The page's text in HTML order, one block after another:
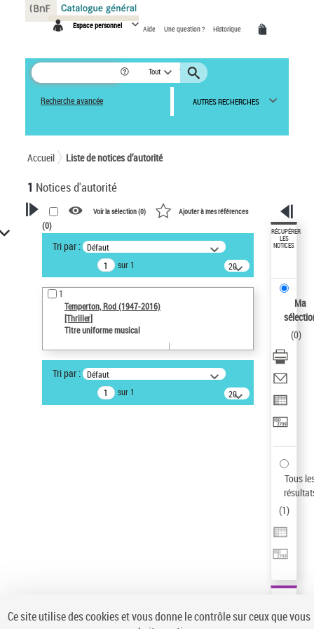
Espace personnel Aide Une question ? Historique
Tout
Recherche avancée AUTRES RECHERCHES
Accueil Liste de notices d’autorité
1 Notices d'autorité
VOTRE RECHERCHE
Recherche avancée dans les
notices d’autorité
Œuvres liées à l'auteur :
Temperton, Rod (1947-2016)
Type de notice d'autorité
Voir la sélection (0) Ajouter à mes références
(0)
Tri par : Défaut
sur 1
20
résultats/page
1
Temperton, Rod (1947-2016)
[Thriller]
Titre uniforme musical
Tri par : Défaut
sur 1
20
résultats/page
RÉCUPÉRER
LES
NOTICES
Ma
(0)
Tous
(1)
Panneau de gestion des cookies
Ce site utilise des cookies et vous donne le contrôle sur ceux que vous